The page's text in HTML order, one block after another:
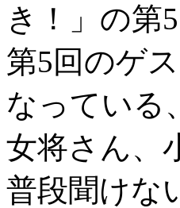
き！」の第
第5回のゲ
なっている
女将さん、
普段聞けな